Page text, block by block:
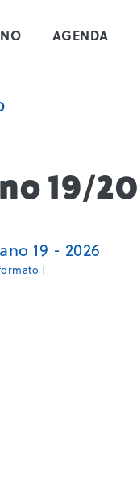
AGENDA
19/
19 - 2026
]